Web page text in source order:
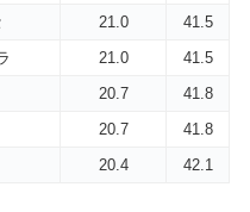
21.0
41.5
21.0
41.5
20.7
41.8
20.7
41.8
20.4 42.1